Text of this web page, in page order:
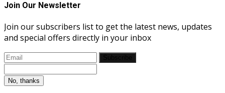
Join Our Newsletter
Join our subscribers list to get the latest news, updates
and special offers directly in your inbox
No, thanks